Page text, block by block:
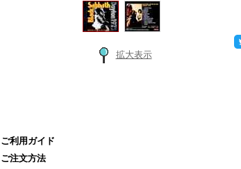
拡大表示
ご利用ガイド
ご注文方法